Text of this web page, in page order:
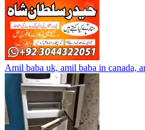
Amil baba uk, amil baba in canada,